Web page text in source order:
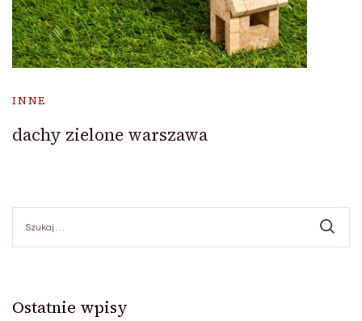
INNE
dachy zielone warszawa
Ostatnie wpisy